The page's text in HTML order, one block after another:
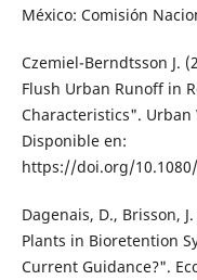
México: Comisión
Czemiel-Berndtsson J.
Flush Urban Runoff in
Characteristics". Urban
Disponible en:
https://doi.org/10.1080/
Dagenais, D., Brisson,
Plants in Bioretention
Current Guidance?".